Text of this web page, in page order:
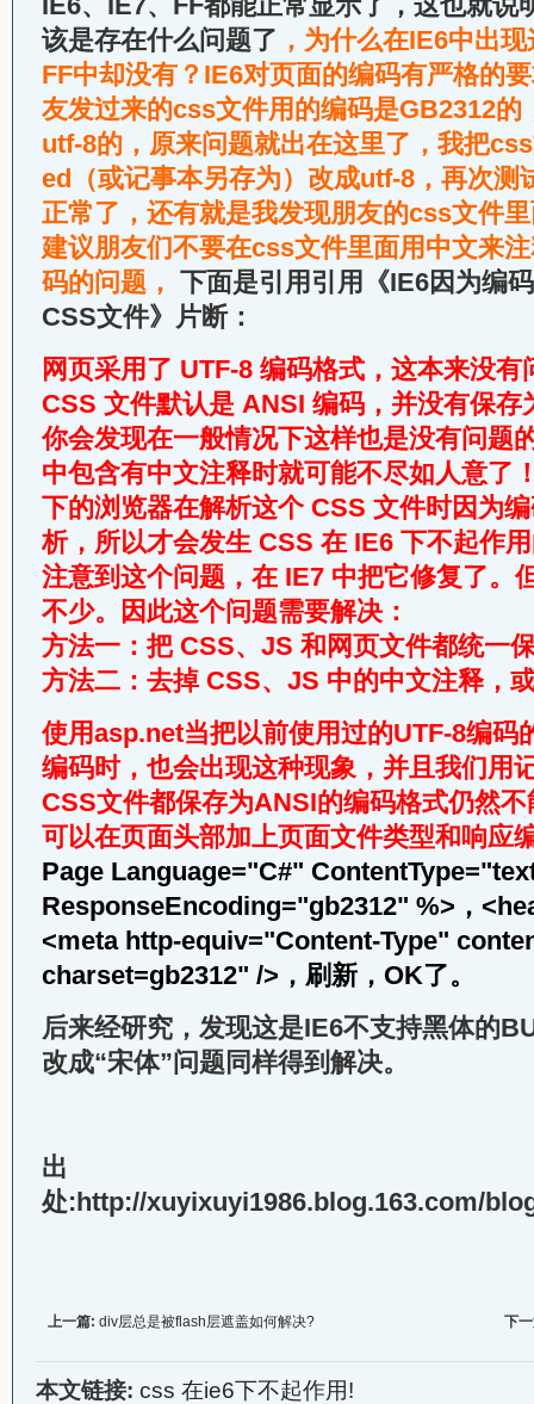
该是存在什么问题了 ，为什么在IE6中出
FF中却没有？IE6对页面的编码有严格的
友发过来的css文件用的编码是GB2312
utf-8的，原来问题就出在这里了，我把
ed（或记事本另存为）改成utf-8，再次测
正常了，还有就是我发现朋友的css文件
建议朋友们不要在css文件里面用中文来
码的问题， 下面是引用引用《IE6因为编
CSS文件》片断：
网页采用了 UTF-8 编码格式，这本来没
CSS 文件默认是 ANSI 编码，并没有保存
你会发现在一般情况下这样也是没有问题
中包含有中文注释时就可能不尽如人意了
下的浏览器在解析这个 CSS 文件时因为
析，所以才会发生 CSS 在 IE6 下不起作
注意到这个问题，在 IE7 中把它修复了。
不少。因此这个问题需要解决：
方法一：把 CSS、JS 和网页文件都统一
方法二：去掉 CSS、JS 中的中文注释，
使用asp.net当把以前使用过的UTF-8编码
编码时，也会出现这种现象，并且我们用
CSS文件都保存为ANSI的编码格式仍然
可以在页面头部加上页面文件类型和响应
Page Language="C#"
ResponseEncoding="gb2312" %>，
<meta http-equiv="Content-Type"
charset=gb2312" />，刷新，OK了。
后来经研究，发现这是IE6不支持黑体的
改成“宋体”问题同样得到解决。
出
处:http://xuyixuyi1986.blog.163.com/
上一篇: div层总是被flash层遮盖如何解决? 下
本文链接: css 在ie6下不起作用!